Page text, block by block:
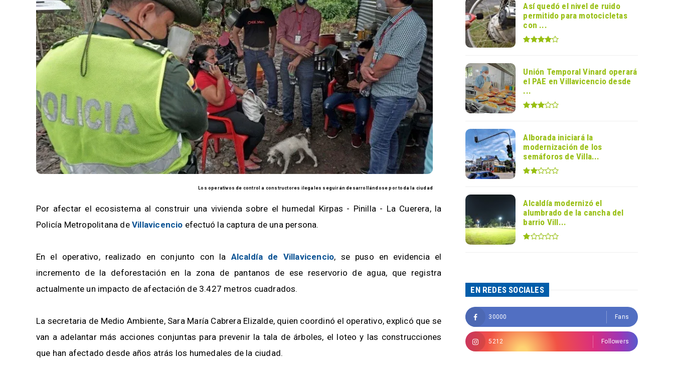
Los operativos de control a constructores ilegales seguirán desarrollándose por toda la ciudad
Por afectar el ecosistema al construir una vivienda sobre el humedal Kirpas - Pinilla - La Cuerera, la
Policía Metropolitana deVillavicencio efectuó la captura de una persona.
En el operativo, realizado en conjunto con la Alcaldía de Villavicencio, se puso en evidencia el
incremento de la deforestación en la zona de pantanos de ese reservorio de agua, que registra
actualmente un impacto de afectación de 3.427 metros cuadrados.
La secretaria de Medio Ambiente, Sara María Cabrera Elizalde, quien coordinó el operativo, explicó que se
van a adelantar más acciones conjuntas para prevenir la tala de árboles, el loteo y las construcciones
que han afectado desde años atrás los humedales de la ciudad.
Así quedó el nivel de ruido
permitido para motocicletas
con ...
Unión Temporal Vinard operará
el PAE en Villavicencio desde
...
Alborada iniciará la
modernización de los
semáforos de Villa...
Alcaldía modernizó el
alumbrado de la cancha del
barrio Vill...
EN REDES SOCIALES
30000 Fans
5212 Followers